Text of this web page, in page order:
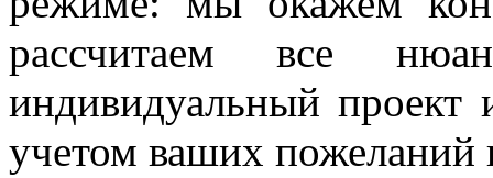
рассчитаем все
индивидуальный проект
учетом ваших пожеланий